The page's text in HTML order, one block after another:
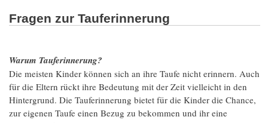
Fragen zur Tauferinnerung
Warum Tauferinnerung?
Die meisten Kinder können sich an ihre Taufe nicht erinnern. Auch
für die Eltern rückt ihre Bedeutung mit der Zeit vielleicht in den
Hintergrund. Die Tauferinnerung bietet für die Kinder die Chance,
zur eigenen Taufe einen Bezug zu bekommen und ihr eine